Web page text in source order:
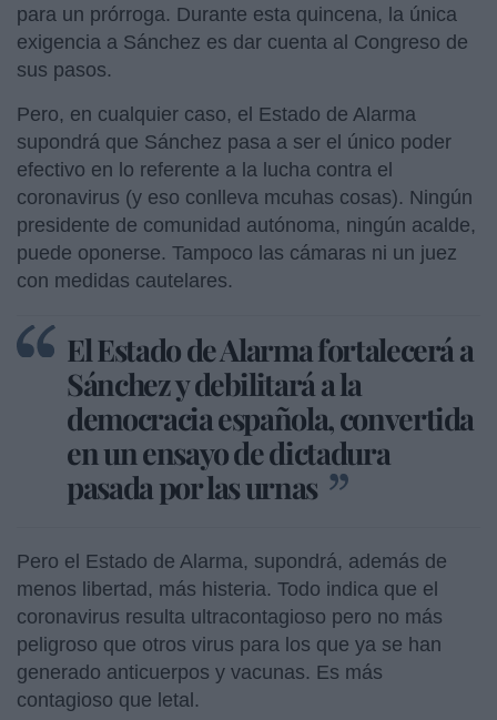
para un prórroga. Durante esta quincena, la única
exigencia a Sánchez es dar cuenta al Congreso de
sus pasos.
Pero, en cualquier caso, el Estado de Alarma
supondrá que Sánchez pasa a ser el único poder
efectivo en lo referente a la lucha contra el
coronavirus (y eso conlleva mcuhas cosas). Ningún
presidente de comunidad autónoma, ningún acalde,
puede oponerse. Tampoco las cámaras ni un juez
con medidas cautelares.
El Estado de Alarma fortalecerá a
Sánchez y debilitará a la
democracia española, convertida
en un ensayo de dictadura
pasada por las urnas
Pero el Estado de Alarma, supondrá, además de
menos libertad, más histeria. Todo indica que el
coronavirus resulta ultracontagioso pero no más
peligroso que otros virus para los que ya se han
generado anticuerpos y vacunas. Es más
contagioso que letal.